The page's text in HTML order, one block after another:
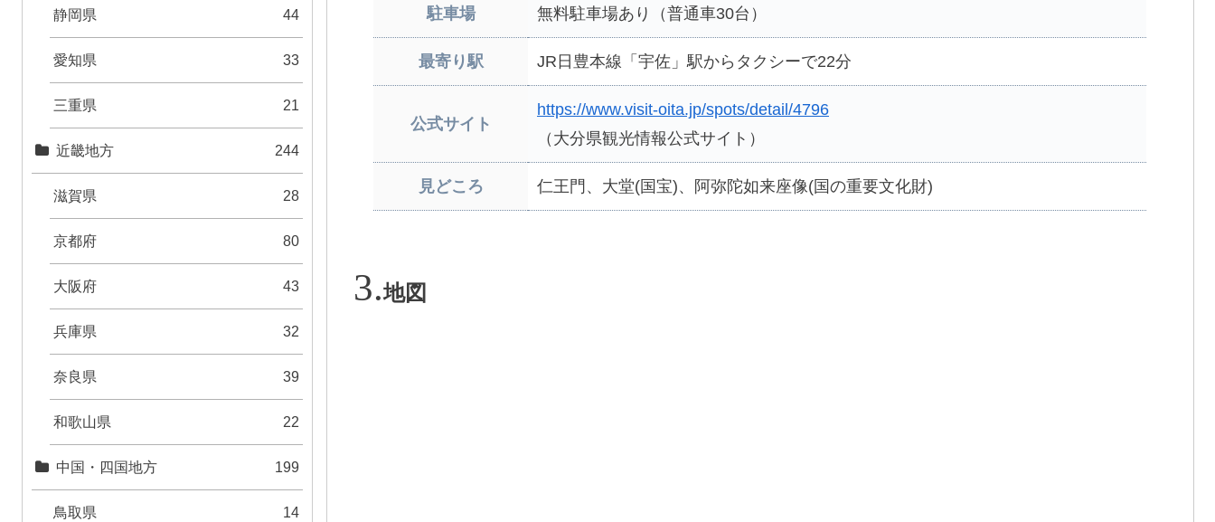
駐車場 無料駐車場あり（普通車30台）
最寄り駅 JR日豊本線「宇佐」駅からタクシーで22分
公式サイト
https://www.visit-oita.jp/spots/detail/4796
（大分県観光情報公式サイト）
見どころ 仁王門、大堂(国宝)、阿弥陀如来座像(国の重要文化財)
地図
静岡県 44
愛知県 33
三重県 21
近畿地方 244
滋賀県 28
京都府 80
大阪府 43
兵庫県 32
奈良県 39
和歌山県 22
中国・四国地方 199
鳥取県 14